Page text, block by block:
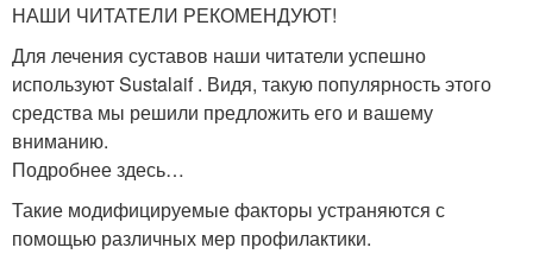
НАШИ ЧИТАТЕЛИ РЕКОМЕНДУЮТ!
Для лечения суставов наши читатели успешно
используют Sustalaif . Видя, такую популярность этого
средства мы решили предложить его и вашему
вниманию.
Подробнее здесь…
Такие модифицируемые факторы устраняются с
помощью различных мер профилактики.